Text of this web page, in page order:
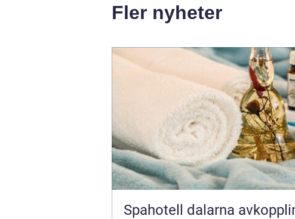
Fler nyheter
Spahotell dalarna avkoppling